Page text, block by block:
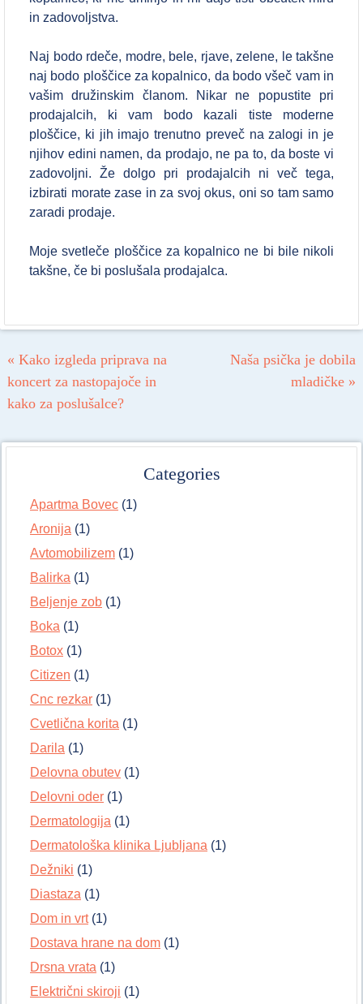
in zadovoljstva.
Naj bodo rdeče, modre, bele, rjave, zelene, le takšne
naj bodo ploščice za kopalnico, da bodo všeč vam in
vašim družinskim članom. Nikar ne popustite pri
prodajalcih, ki vam bodo kazali tiste moderne
ploščice, ki jih imajo trenutno preveč na zalogi in je
njihov edini namen, da prodajo, ne pa to, da boste vi
zadovoljni. Že dolgo pri prodajalcih ni več tega,
izbirati morate zase in za svoj okus, oni so tam samo
zaradi prodaje.
Moje svetleče ploščice za kopalnico ne bi bile nikoli
takšne, če bi poslušala prodajalca.
Post navigation
« Kako izgleda priprava na
koncert za nastopajoče in
kako za poslušalce?
Naša psička je dobila
mladičke »
Categories
Apartma Bovec (1)
Aronija (1)
Avtomobilizem (1)
Balirka (1)
Beljenje zob (1)
Boka (1)
Botox (1)
Citizen (1)
Cnc rezkar (1)
Cvetlična korita (1)
Darila (1)
Delovna obutev (1)
Delovni oder (1)
Dermatologija (1)
Dermatološka klinika Ljubljana (1)
Dežniki (1)
Diastaza (1)
Dom in vrt(1)
Dostava hrane na dom (1)
Drsna vrata (1)
Električni skiroji (1)